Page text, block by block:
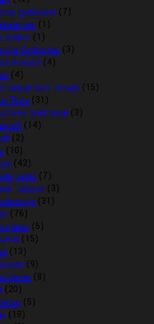
godbidder (7)
(1)
walker (1)
Godbidder (3)
Krønch (4)
(4)
Moist Soft Treats (15)
(31)
Soft Snak (3)
(14)
(2)
(10)
(42)
puder (7)
Tæpper (3)
(31)
(76)
(5)
(15)
(13)
(9)
(8)
(20)
(5)
(18)